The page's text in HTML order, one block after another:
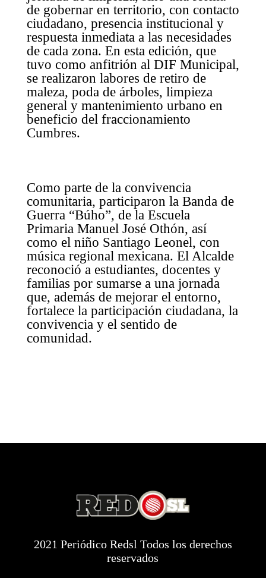
de gobernar en territorio, con contacto
ciudadano, presencia institucional y
respuesta inmediata a las necesidades
de cada zona. En esta edición, que
tuvo como anfitrión al DIF Municipal,
se realizaron labores de retiro de
maleza, poda de árboles, limpieza
general y mantenimiento urbano en
beneficio del fraccionamiento
Cumbres.
Como parte de la convivencia
comunitaria, participaron la Banda de
Guerra “Búho”, de la Escuela
Primaria Manuel José Othón, así
como el niño Santiago Leonel, con
música regional mexicana. El Alcalde
reconoció a estudiantes, docentes y
familias por sumarse a una jornada
que, además de mejorar el entorno,
fortalece la participación ciudadana, la
convivencia y el sentido de
comunidad.
2021 Periódico Redsl Todos los derechos
reservados